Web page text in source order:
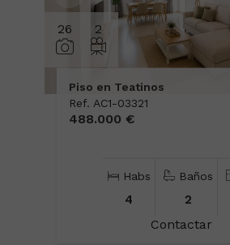
26 2
Piso en Teatinos
Ref. AC1-03321
488.000 €
Habs
4
Baños
2
Contactar